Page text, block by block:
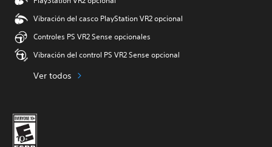
Vibración del casco PlayStation VR2 opcional
Controles PS VR2 Sense opcionales
Vibración del control PS VR2 Sense opcional
Ver todos